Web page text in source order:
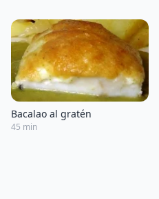
Bacalao al gratén
45 min